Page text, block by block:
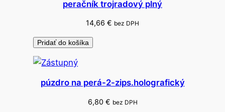
peračník trojradový plný
14,66 € bez DPH
Pridať do košíka
púzdro na perá-2-zips.holografický
6,80 € bez DPH